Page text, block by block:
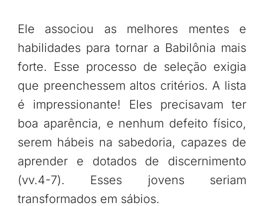
Ele associou as melhores mentes e
habilidades para tornar a Babilônia mais
forte. Esse processo de seleção exigia
que preenchessem altos critérios. A lista
é impressionante! Eles precisavam ter
boa aparência, e nenhum defeito físico,
serem hábeis na sabedoria, capazes de
aprender e dotados de discernimento
(vv.4-7). Esses jovens seriam
transformados em sábios.